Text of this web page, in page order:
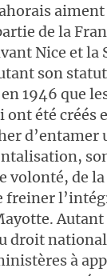
de la
Nice et la
son
1946 que
ont été créés
d’entamer
volonté, de
freiner
droit
à